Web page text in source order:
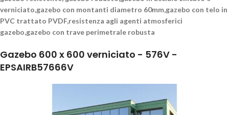
verniciato,gazebo con montanti diametro 60mm,gazebo con telo in
PVC trattato PVDF,resistenza agli agenti atmosferici
gazebo,gazebo con trave perimetrale robusta
Gazebo 600 x 600 verniciato - 576V -
EPSAIRB57666V